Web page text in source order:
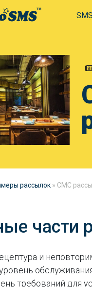
SMS
рассылок » СМС
части
и
требований для